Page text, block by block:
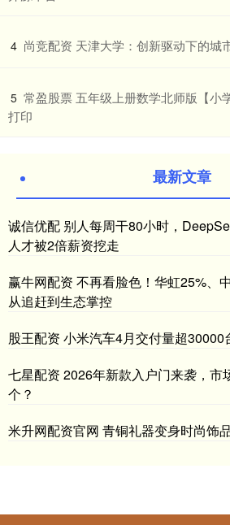
4 尚竞配资 天津大学：创新驱动下的城
5 常盈股票 五年级上册数学北师版【小
打印
最新文章
诚信优配 别人每周干80小时，
人才被2倍薪资挖走
赢牛网配资 不再看脸色！华虹25%、
从追赶到生态掌控
股王配资 小米汽车4月交付量超30000
七星配资 2026年新款入户门来袭，市
个？
米升网配资官网 青铜礼器变身时尚饰